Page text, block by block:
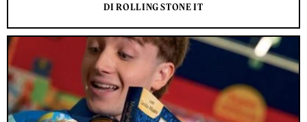
DI ROLLING STONE IT